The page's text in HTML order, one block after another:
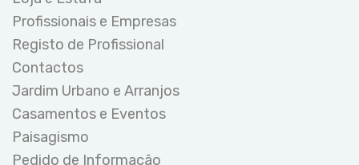
Profissionais e Empresas
Registo de Profissional
Contactos
Jardim Urbano e Arranjos
Casamentos e Eventos
Paisagismo
Pedido de Informação